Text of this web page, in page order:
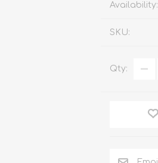
Availability:
SKU:
Qty: